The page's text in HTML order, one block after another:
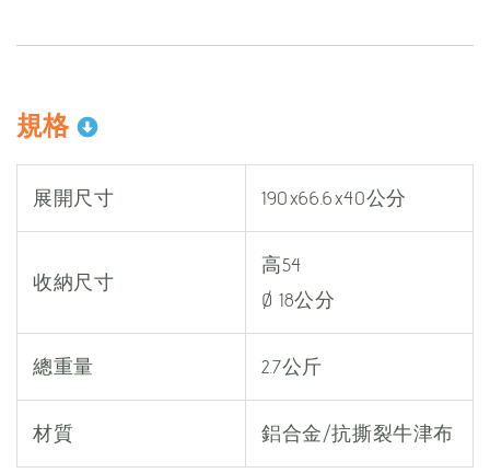
規格
展開尺寸 190x66.6x40公分
收納尺寸
高54
Ø 18公分
總重量 2.7公斤
材質 鋁合金/抗撕裂牛津布